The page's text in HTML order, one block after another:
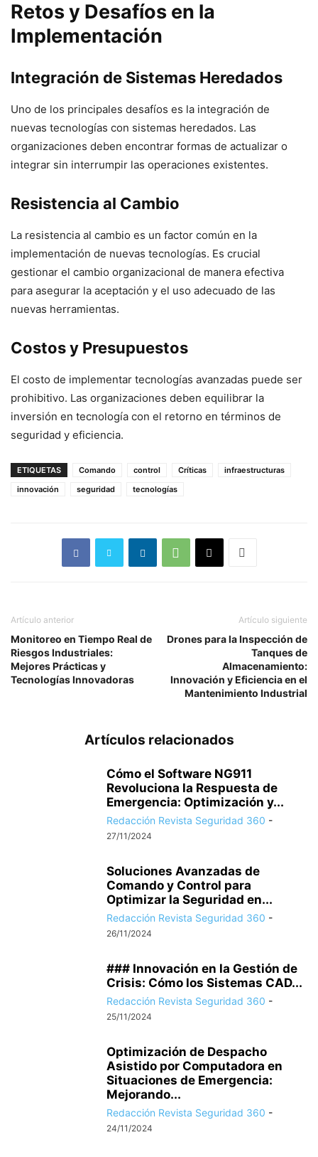
Retos y Desafíos en la
Implementación
Integración de Sistemas Heredados
Uno de los principales desafíos es la integración de
nuevas tecnologías con sistemas heredados. Las
organizaciones deben encontrar formas de actualizar o
integrar sin interrumpir las operaciones existentes.
Resistencia al Cambio
La resistencia al cambio es un factor común en la
implementación de nuevas tecnologías. Es crucial
gestionar el cambio organizacional de manera efectiva
para asegurar la aceptación y el uso adecuado de las
nuevas herramientas.
Costos y Presupuestos
El costo de implementar tecnologías avanzadas puede ser
prohibitivo. Las organizaciones deben equilibrar la
inversión en tecnología con el retorno en términos de
seguridad y eficiencia.
ETIQUETAS Comando control Críticas
infraestructuras
innovación
seguridad tecnologías
Artículo anterior
Monitoreo en Tiempo Real de
Riesgos Industriales:
Mejores Prácticas y
Tecnologías Innovadoras
Artículo siguiente
Drones para la Inspección de
Tanques de
Almacenamiento:
Innovación y Eficiencia en el
Mantenimiento Industrial
Artículos relacionados
Cómo el Software NG911
Revoluciona la Respuesta de
Emergencia: Optimización y...
Redacción Revista Seguridad 360 -
27/11/2024
Soluciones Avanzadas de
Comando y Control para
Optimizar la Seguridad en...
Redacción Revista Seguridad 360 -
26/11/2024
### Innovación en la Gestión de
Crisis: Cómo los Sistemas CAD...
Redacción Revista Seguridad 360 -
25/11/2024
Optimización de Despacho
Asistido por Computadora en
Situaciones de Emergencia:
Mejorando...
Redacción Revista Seguridad 360 -
24/11/2024